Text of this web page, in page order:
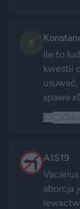
K
Ile to
kwestii
spawa
A1S19
aborcja